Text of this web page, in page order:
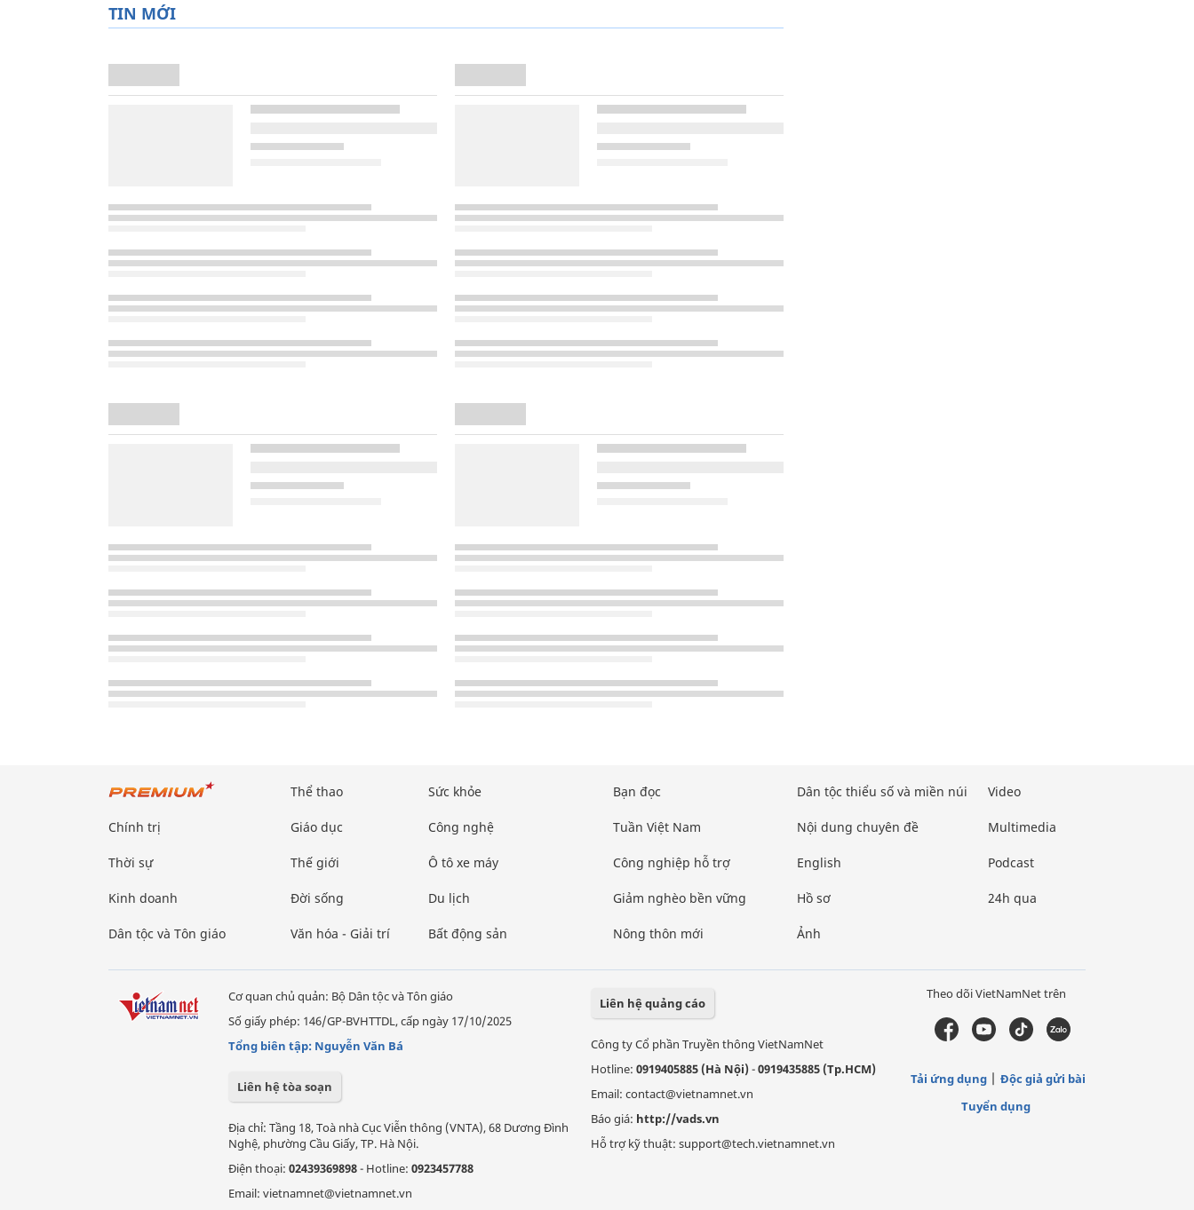
TIN MỚI
Chính trị
Thời sự
Kinh doanh
Dân tộc và Tôn giáo
Thể thao
Giáo dục
Thế giới
Đời sống
Văn hóa - Giải trí
Sức khỏe
Công nghệ
Ô tô xe máy
Du lịch
Bất động sản
Bạn đọc
Tuần Việt Nam
Công nghiệp hỗ trợ
Giảm nghèo bền vững
Nông thôn mới
Dân tộc thiểu số và miền núi
Nội dung chuyên đề
English
Hồ sơ
Ảnh
Video
Multimedia
Podcast
24h qua
Cơ quan chủ quản: Bộ Dân tộc và Tôn giáo
Số giấy phép: 146/GP-BVHTTDL, cấp ngày 17/10/2025
Tổng biên tập: Nguyễn Văn Bá
Liên hệ tòa soạn
Địa chỉ: Tầng 18, Toà nhà Cục Viễn thông (VNTA), 68 Dương Đình
Nghệ, phường Cầu Giấy, TP. Hà Nội.
Điện thoại: 02439369898- Hotline: 0923457788
Email: vietnamnet@vietnamnet.vn
Liên hệ quảng cáo
Công ty Cổ phần Truyền thông VietNamNet
Hotline: 0919405885 (Hà Nội)-0919435885 (Tp.HCM)
Email: contact@vietnamnet.vn
Báo giá: http://vads.vn
Hỗ trợ kỹ thuật: support@tech.vietnamnet.vn
Theo dõi VietNamNet trên
Tải ứng dụng
Độc giả gửi bài
Tuyển dụng